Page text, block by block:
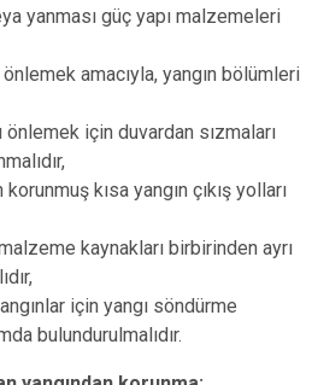
yanması güç yapı malzemeleri
önlemek amacıyla, yangın bölümleri
önlemek için duvardan sızmaları
kısa yangın çıkış yolları
kaynakları birbirinden ayrı
için yangı söndürme
bulundurulmalıdır.